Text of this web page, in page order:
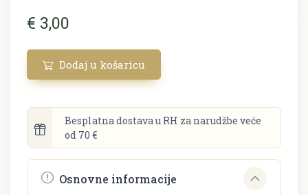
€ 3,00
Dodaj u košaricu
Besplatna dostava u RH za narudžbe veće
od 70 €
Osnovne informacije